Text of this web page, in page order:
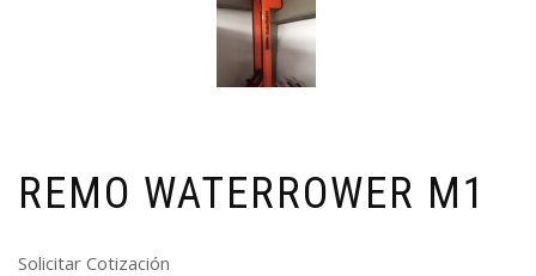
REMO WATERROWER M1
Solicitar Cotización